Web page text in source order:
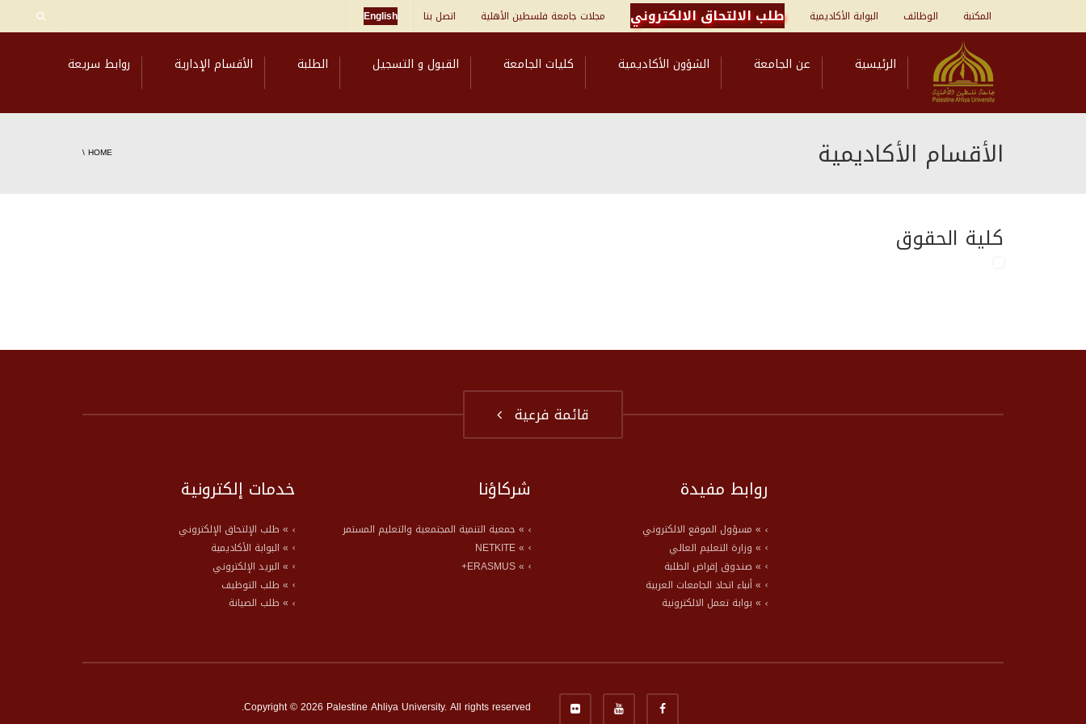
المكتبة الوظائف البوابة الأكاديمية طلب الالتحاق الالكتروني مجلات جامعة فلسطين الأهلية اتصل بنا English
الرئيسية عن الجامعة الشؤون الأكاديمية كليات الجامعة القبول و التسجيل الطلبة الأقسام الإدارية روابط سريعة
الأقسام الأكاديمية HOME
\
كلية الحقوق
قائمة فرعية
خدمات إلكترونية
» طلب الإلتحاق الإلكتروني
» البوابة الأكاديمية
» البريد الإلكتروني
» طلب التوظيف
» طلب الصيانة
شركاؤنا
» جمعية التنمية المجتمعية والتعليم المستمر
» NETKITE
» ERASMUS+
روابط مفيدة
» مسؤول الموقع الالكتروني
» وزارة التعليم العالي
» صندوق إقراض الطلبة
» أنباء اتحاد الجامعات العربية
» بوابة تعمل الالكترونية
Copyright © 2026 Palestine Ahliya University. All rights reserved.